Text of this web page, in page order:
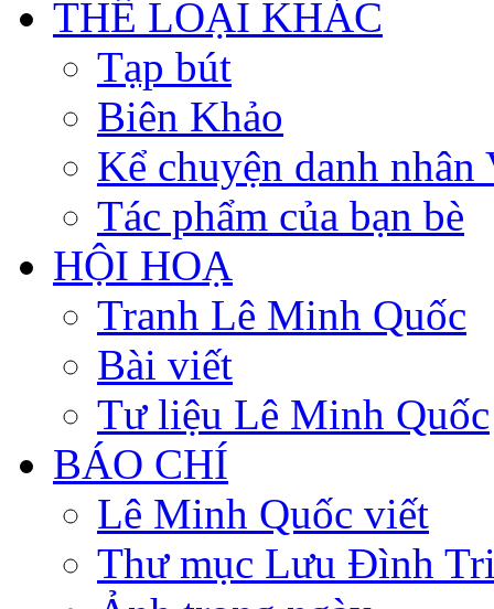
THỂ LOẠI KHÁC
Tạp bút
Biên Khảo
Kể chuyện danh nhân
Tác phẩm của bạn bè
HỘI HOẠ
Tranh Lê Minh Quốc
Bài viết
Tư liệu Lê Minh Quốc
BÁO CHÍ
Lê Minh Quốc viết
Thư mục Lưu Đình